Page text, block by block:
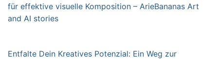
für effektive visuelle Komposition – ArieBananas Art
and AI stories
Entfalte Dein Kreatives Potenzial: Ein Weg zur